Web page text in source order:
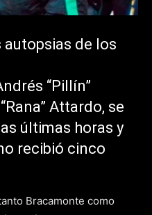
autopsias de los
“Pillín”
Attardo, se
últimas horas y
recibió cinco
Bracamonte como